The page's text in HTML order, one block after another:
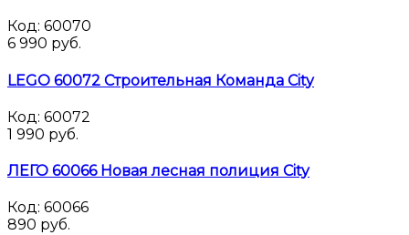
Код: 60070
6 990 руб.
LEGO 60072 Строительная Команда City
Код: 60072
1 990 руб.
ЛЕГО 60066 Новая лесная полиция City
Код: 60066
890 руб.